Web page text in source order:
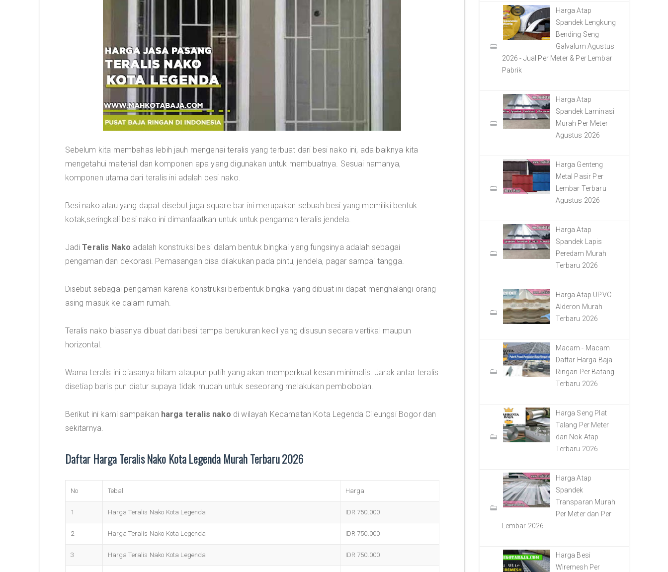
Sebelum kita membahas lebih jauh mengenai teralis yang terbuat dari besi nako ini, ada baiknya kita
mengetahui material dan komponen apa yang digunakan untuk membuatnya. Sesuai namanya,
komponen utama dari teralis ini adalah besi nako.
Besi nako atau yang dapat disebut juga square bar ini merupakan sebuah besi yang memiliki bentuk
kotak,seringkali besi nako ini dimanfaatkan untuk untuk pengaman teralis jendela.
JadiTeralis Nako adalah konstruksi besi dalam bentuk bingkai yang fungsinya adalah sebagai
pengaman dan dekorasi. Pemasangan bisa dilakukan pada pintu, jendela, pagar sampai tangga.
Disebut sebagai pengaman karena konstruksi berbentuk bingkai yang dibuat ini dapat menghalangi orang
asing masuk ke dalam rumah.
Teralis nako biasanya dibuat dari besi tempa berukuran kecil yang disusun secara vertikal maupun
horizontal.
Warna teralis ini biasanya hitam ataupun putih yang akan memperkuat kesan minimalis. Jarak antar teralis
disetiap baris pun diatur supaya tidak mudah untuk seseorang melakukan pembobolan.
Berikut ini kami sampaikan harga teralis nako di wilayah Kecamatan Kota Legenda Cileungsi Bogor dan
sekitarnya.
Daftar Harga Teralis Nako Kota Legenda Murah Terbaru 2026
No Tebal Harga
1 Harga Teralis Nako Kota Legenda IDR 750.000
2 Harga Teralis Nako Kota Legenda IDR 750.000
3 Harga Teralis Nako Kota Legenda IDR 750.000
Harga Atap
Spandek Lengkung
Bending Seng
Galvalum Agustus
2026 - Jual Per Meter & Per Lembar
Pabrik
Harga Atap
Spandek Laminasi
Murah Per Meter
Agustus 2026
Harga Genteng
Metal Pasir Per
Lembar Terbaru
Agustus 2026
Harga Atap
Spandek Lapis
Peredam Murah
Terbaru 2026
Harga Atap UPVC
Alderon Murah
Terbaru 2026
Macam - Macam
Daftar Harga Baja
Ringan Per Batang
Terbaru 2026
Harga Seng Plat
Talang Per Meter
dan Nok Atap
Terbaru 2026
Harga Atap
Spandek
Transparan Murah
Per Meter dan Per
Lembar 2026
Harga Besi
Wiremesh Per